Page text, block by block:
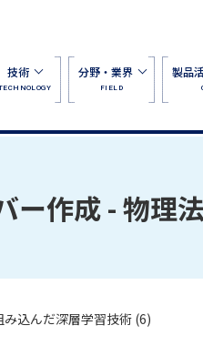
技術 分野・業界
FIELD
製品
作成 - 物理
込んだ深層学習技術 (6)